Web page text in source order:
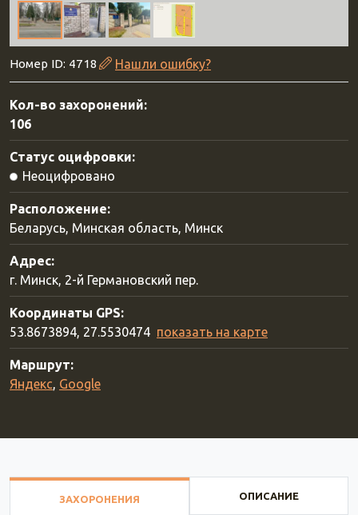
Номер ID: 4718 Нашли ошибку?
Кол-во захоронений:
106
Статус оцифровки:
Неоцифровано
Расположение:
Беларусь, Минская область, Минск
Адрес:
г. Минск, 2-й Германовский пер.
Координаты GPS:
53.8673894, 27.5530474 показать на карте
Маршрут:
Яндекс, Google
ЗАХОРОНЕНИЯ ОПИСАНИЕ